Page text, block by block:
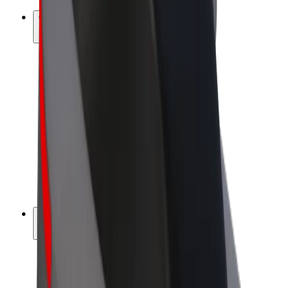
Générez des revenus avec Bolt
Revenus du livreur
Commerçants Bolt Food
Franchise
Rejoignez-nous
À propos de Bolt